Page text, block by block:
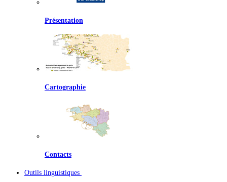
Présentation
Cartographie
Contacts
Outils linguistiques